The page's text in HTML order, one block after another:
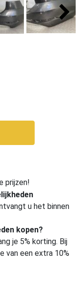
prijzen!
u het binnen
kopen?
je 5% korting. Bij
van een extra 10%